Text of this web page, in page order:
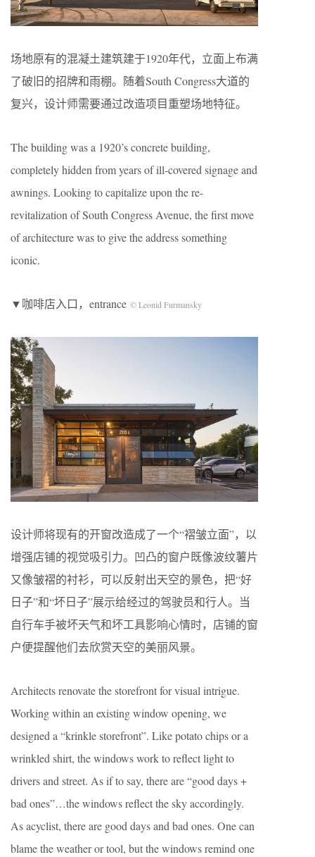
场地原有的混凝土建筑建于1920年代，立面上布满
了破旧的招牌和雨棚。随着South Congress大道的
复兴，设计师需要通过改造项目重塑场地特征。
The building was a 1920’s concrete building,
completely hidden from years of ill-covered signage and
awnings. Looking to capitalize upon the re-
revitalization of South Congress Avenue, the first move
of architecture was to give the address something
iconic.
▼咖啡店入口，entrance ©Leonid Furmansky
设计师将现有的开窗改造成了一个“褶皱立面”，以
增强店铺的视觉吸引力。凹凸的窗户既像波纹薯片
又像皱褶的衬衫，可以反射出天空的景色，把“好
日子”和“坏日子”展示给经过的驾驶员和行人。当
自行车手被坏天气和坏工具影响心情时，店铺的窗
户便提醒他们去欣赏天空的美丽风景。
Architects renovate the storefront for visual intrigue.
Working within an existing window opening, we
designed a “krinkle storefront”. Like potato chips or a
wrinkled shirt, the windows work to reflect light to
drivers and street. As if to say, there are “good days +
bad ones”…the windows reflect the sky accordingly.
As acyclist, there are good days and bad ones. One can
blame the weather or tool, but the windows remind one